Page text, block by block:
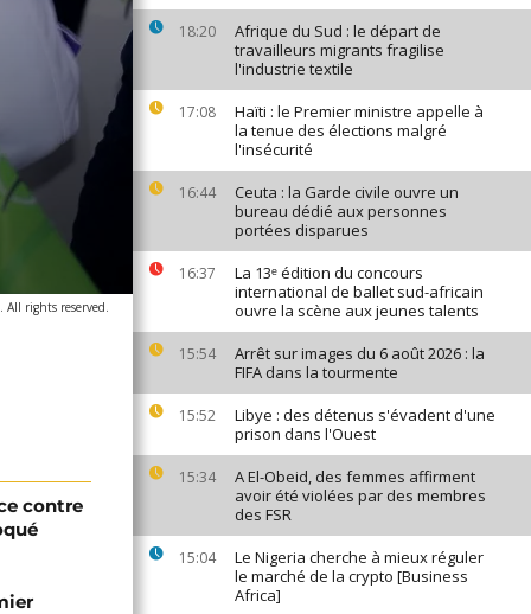
18:20
Afrique du Sud : le départ de
travailleurs migrants fragilise
l'industrie textile
17:08
Haïti : le Premier ministre appelle à
la tenue des élections malgré
l'insécurité
16:44
Ceuta : la Garde civile ouvre un
bureau dédié aux personnes
portées disparues
16:37
La 13ᵉ édition du concours
international de ballet sud-africain
ouvre la scène aux jeunes talents
15:54
Arrêt sur images du 6 août 2026 : la
FIFA dans la tourmente
15:52
Libye : des détenus s'évadent d'une
prison dans l'Ouest
15:34
A El-Obeid, des femmes affirment
avoir été violées par des membres
des FSR
15:04
Le Nigeria cherche à mieux réguler
le marché de la crypto [Business
Africa]
All rights reserved.
contre